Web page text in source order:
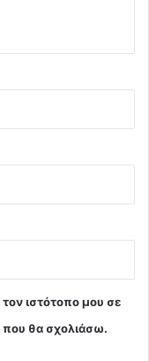
ιστότοπο μου σε
που θα σχολιάσω.